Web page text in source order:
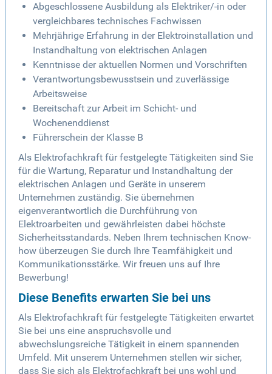
Abgeschlossene Ausbildung als Elektriker/-in oder
vergleichbares technisches Fachwissen
Mehrjährige Erfahrung in der Elektroinstallation und
Instandhaltung von elektrischen Anlagen
Kenntnisse der aktuellen Normen und Vorschriften
Verantwortungsbewusstsein und zuverlässige
Arbeitsweise
Bereitschaft zur Arbeit im Schicht- und
Wochenenddienst
Führerschein der Klasse B
Als Elektrofachkraft für festgelegte Tätigkeiten sind Sie
für die Wartung, Reparatur und Instandhaltung der
elektrischen Anlagen und Geräte in unserem
Unternehmen zuständig. Sie übernehmen
eigenverantwortlich die Durchführung von
Elektroarbeiten und gewährleisten dabei höchste
Sicherheitsstandards. Neben Ihrem technischen Know-
how überzeugen Sie durch Ihre Teamfähigkeit und
Kommunikationsstärke. Wir freuen uns auf Ihre
Bewerbung!
Diese Benefits erwarten Sie bei uns
Als Elektrofachkraft für festgelegte Tätigkeiten erwartet
Sie bei uns eine anspruchsvolle und
abwechslungsreiche Tätigkeit in einem spannenden
Umfeld. Mit unserem Unternehmen stellen wir sicher,
dass Sie sich als Elektrofachkraft bei uns wohl und